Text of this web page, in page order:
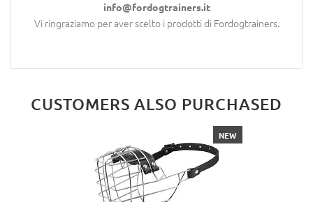
info@fordogtrainers.it
Vi ringraziamo per aver scelto i prodotti di Fordogtrainers.
CUSTOMERS ALSO PURCHASED
NEW